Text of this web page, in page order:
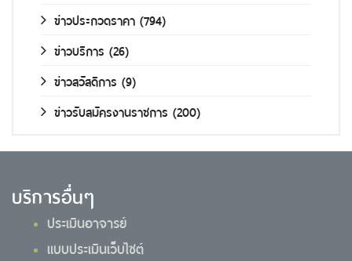
ข่าวประกวดราคา (794)
ข่าวบริการ (26)
ข่าวสวัสดิการ (9)
ข่าวรับสมัครงานราชการ (200)
บริการอื่นๆ
ประเมินอาจารย์
แบบประเมินเว็บไซต์